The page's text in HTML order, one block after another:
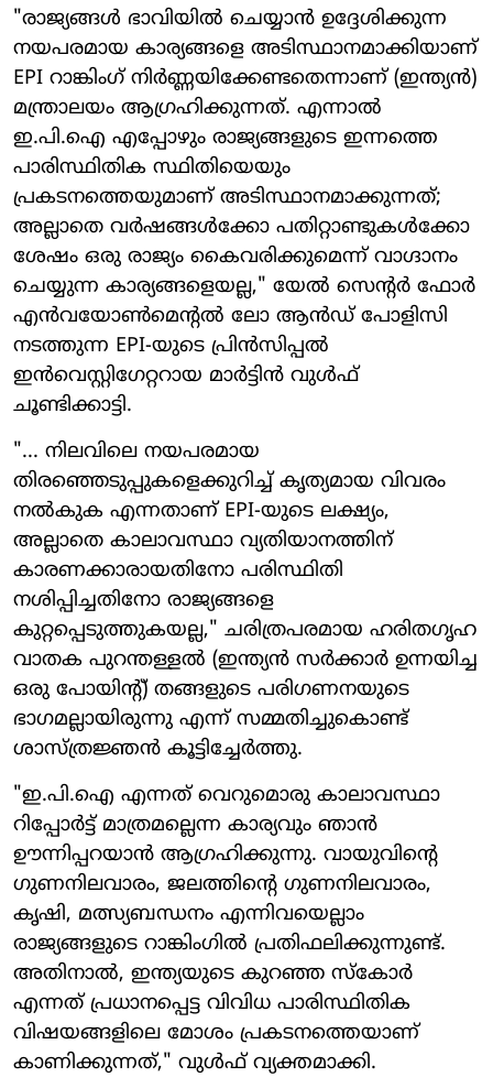
"രാജ്യങ്ങൾ ഭാവിയിൽ ചെയ്യാൻ ഉദ്ദേശിക്കുന്ന
നയപരമായ കാര്യങ്ങളെ അടിസ്ഥാനമാക്കിയാണ്
EPI റാങ്കിംഗ് നിർണ്ണയിക്കേണ്ടതെന്നാണ് (ഇന്ത്യൻ)
മന്ത്രാലയം ആഗ്രഹിക്കുന്നത്. എന്നാൽ
ഇ.പി.ഐ എപ്പോഴും രാജ്യങ്ങളുടെ ഇന്നത്തെ
പാരിസ്ഥിതിക സ്ഥിതിയെയും
പ്രകടനത്തെയുമാണ് അടിസ്ഥാനമാക്കുന്നത്;
അല്ലാതെ വർഷങ്ങൾക്കോ പതിറ്റാണ്ടുകൾക്കോ
ശേഷം ഒരു രാജ്യം കൈവരിക്കുമെന്ന് വാഗ്ദാനം
ചെയ്യുന്ന കാര്യങ്ങളെയല്ല," യേൽ സെന്റർ ഫോർ
എൻവയോൺമെന്റൽ ലോ ആൻഡ് പോളിസി
നടത്തുന്ന EPI-യുടെ പ്രിൻസിപ്പൽ
ഇൻവെസ്റ്റിഗേറ്ററായ മാർട്ടിൻ വുൾഫ്
ചൂണ്ടിക്കാട്ടി.
"... നിലവിലെ നയപരമായ
തിരഞ്ഞെടുപ്പുകളെക്കുറിച്ച് കൃത്യമായ വിവരം
നൽകുക എന്നതാണ് EPI-യുടെ ലക്ഷ്യം,
അല്ലാതെ കാലാവസ്ഥാ വ്യതിയാനത്തിന്
കാരണക്കാരായതിനോ പരിസ്ഥിതി
നശിപ്പിച്ചതിനോ രാജ്യങ്ങളെ
കുറ്റപ്പെടുത്തുകയല്ല," ചരിത്രപരമായ ഹരിതഗൃഹ
വാതക പുറന്തള്ളൽ (ഇന്ത്യൻ സർക്കാർ ഉന്നയിച്ച
ഒരു പോയിന്റ്) തങ്ങളുടെ പരിഗണനയുടെ
ഭാഗമല്ലായിരുന്നു എന്ന് സമ്മതിച്ചുകൊണ്ട്
ശാസ്ത്രജ്ഞൻ കൂട്ടിച്ചേർത്തു.
"ഇ.പി.ഐ എന്നത് വെറുമൊരു കാലാവസ്ഥാ
റിപ്പോർട്ട് മാത്രമല്ലെന്ന കാര്യവും ഞാൻ
ഊന്നിപ്പറയാൻ ആഗ്രഹിക്കുന്നു. വായുവിന്റെ
ഗുണനിലവാരം, ജലത്തിന്റെ ഗുണനിലവാരം,
കൃഷി, മത്സ്യബന്ധനം എന്നിവയെല്ലാം
രാജ്യങ്ങളുടെ റാങ്കിംഗിൽ പ്രതിഫലിക്കുന്നുണ്ട്.
അതിനാൽ, ഇന്ത്യയുടെ കുറഞ്ഞ സ്കോർ
എന്നത് പ്രധാനപ്പെട്ട വിവിധ പാരിസ്ഥിതിക
വിഷയങ്ങളിലെ മോശം പ്രകടനത്തെയാണ്
കാണിക്കുന്നത്," വുൾഫ് വ്യക്തമാക്കി.